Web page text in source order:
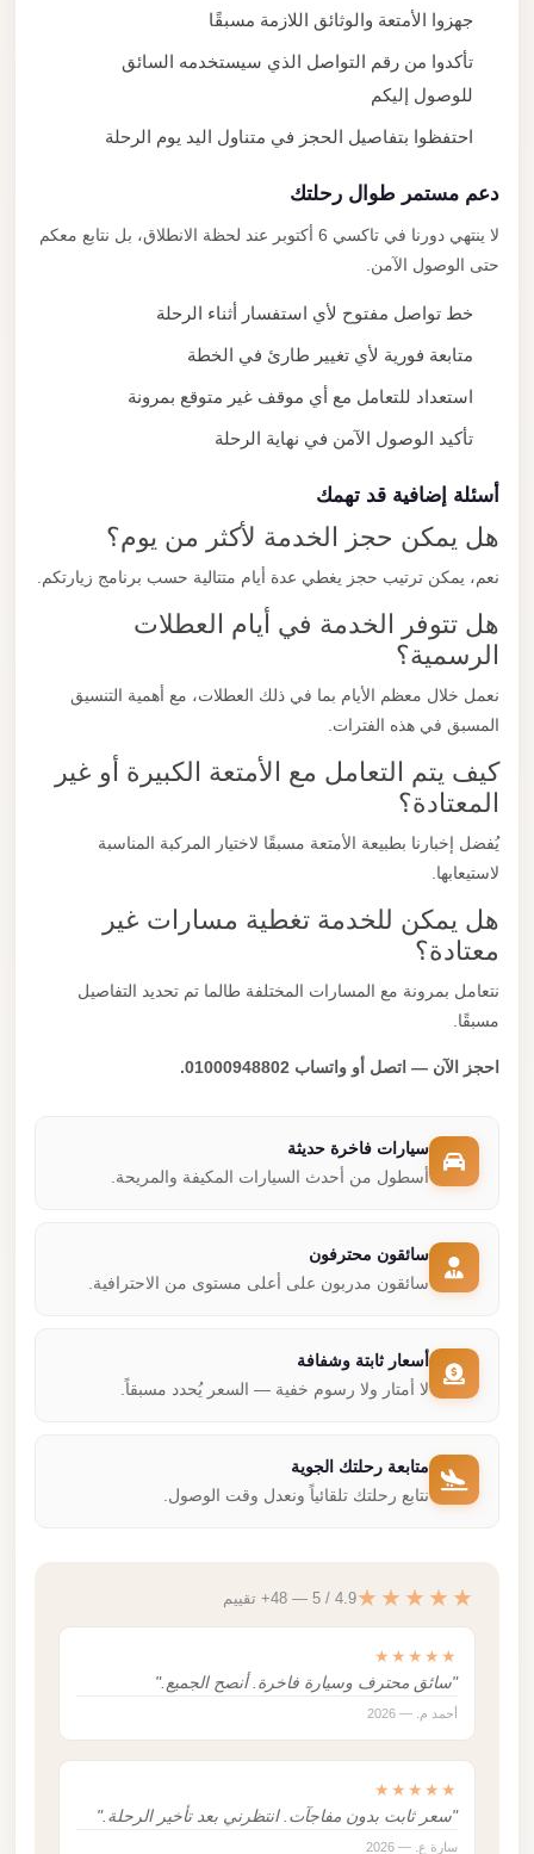
جهزوا الأمتعة والوثائق اللازمة مسبقًا
تأكدوا من رقم التواصل الذي سيستخدمه السائق
للوصول إليكم
احتفظوا بتفاصيل الحجز في متناول اليد يوم الرحلة
دعم مستمر طوال رحلتك
لا ينتهي دورنا في تاكسي 6 أكتوبر عند لحظة الانطلاق، بل نتابع معكم
حتى الوصول الآمن.
خط تواصل مفتوح لأي استفسار أثناء الرحلة
متابعة فورية لأي تغيير طارئ في الخطة
استعداد للتعامل مع أي موقف غير متوقع بمرونة
تأكيد الوصول الآمن في نهاية الرحلة
أسئلة إضافية قد تهمك
هل يمكن حجز الخدمة لأكثر من يوم؟
نعم، يمكن ترتيب حجز يغطي عدة أيام متتالية حسب برنامج زيارتكم.
هل تتوفر الخدمة في أيام العطلات
الرسمية؟
نعمل خلال معظم الأيام بما في ذلك العطلات، مع أهمية التنسيق
المسبق في هذه الفترات.
كيف يتم التعامل مع الأمتعة الكبيرة أو غير
المعتادة؟
يُفضل إخبارنا بطبيعة الأمتعة مسبقًا لاختيار المركبة المناسبة
لاستيعابها.
هل يمكن للخدمة تغطية مسارات غير
معتادة؟
نتعامل بمرونة مع المسارات المختلفة طالما تم تحديد التفاصيل
مسبقًا.
احجز الآن — اتصل أو واتساب 01000948802.
سيارات فاخرة حديثة
أسطول من أحدث السيارات المكيفة والمريحة.
سائقون محترفون
سائقون مدربون على أعلى مستوى من الاحترافية.
أسعار ثابتة وشفافة
لا أمتار ولا رسوم خفية — السعر يُحدد مسبقاً.
متابعة رحلتك الجوية
نتابع رحلتك تلقائياً ونعدل وقت الوصول.
★★★★★4.9 / 5 — 48+ تقييم
★★★★★
"سائق محترف وسيارة فاخرة. أنصح الجميع."
أحمد م. — 2026
★★★★★
"سعر ثابت بدون مفاجآت. انتظرني بعد تأخير الرحلة."
سارة ع. — 2026